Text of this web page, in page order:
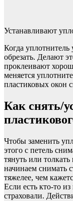
Устанавливают
Когда
обрезать. Делают
проклеивают
меняется
пластиковых окон
Как снять/
Чтобы заменить
этого с петель
тянуть или
начинаем снимать
тяжелее, чем
Если есть кто-то
страховали.